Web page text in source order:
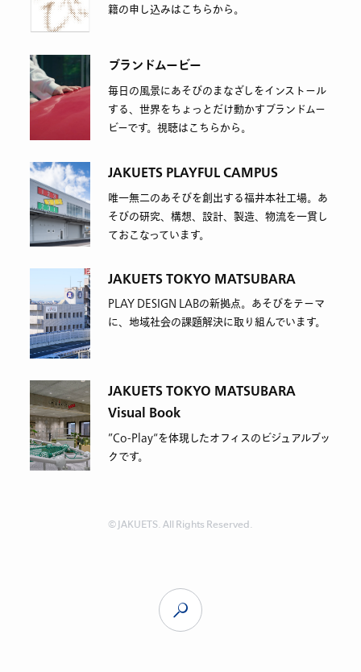
籍の申し込みはこちらから。
ブランドムービー
毎日の風景にあそびのまなざしをインストール
する、世界をちょっとだけ動かすブランドムー
ビーです。視聴はこちらから。
JAKUETS PLAYFUL CAMPUS
唯一無二のあそびを創出する福井本社工場。あ
そびの研究、構想、設計、製造、物流を一貫し
ておこなっています。
JAKUETS TOKYO MATSUBARA
PLAY DESIGN LABの新拠点。あそびをテーマ
に、地域社会の課題解決に取り組んでいます。
JAKUETS TOKYO MATSUBARA
Visual Book
”Co-Play“を体現したオフィスのビジュアルブッ
クです。
© JAKUETS. All Rights Reserved.